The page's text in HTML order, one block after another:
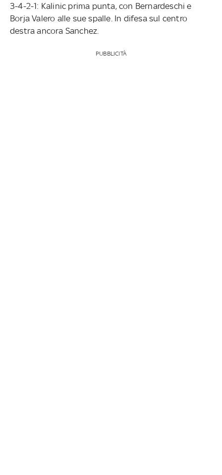
3-4-2-1: Kalinic prima punta, con Bernardeschi e
Borja Valero alle sue spalle. In difesa sul centro
destra ancora Sanchez.
PUBBLICITÀ